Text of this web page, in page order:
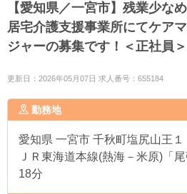
【愛知県／一宮市】残業少な
居宅介護支援事業所にてケア
ジャーの募集です！＜正社員＞
更新日：2026年05月07日 求人番号：655184
勤務地
愛知県 一宮市 千秋町塩尻山王１
ＪＲ東海道本線(熱海－米原)「
18分